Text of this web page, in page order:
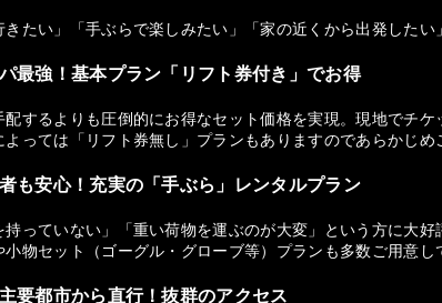
きたい」「手ぶらで楽しみたい」「家の近くから出発した
最強！基本プラン「リフト券付き」でお得
配するよりも圧倒的にお得なセット価格を実現。現地でチ
よっては「リフト券無し」プランもありますのであらかじめ
も安心！充実の「手ぶら」レンタルプラン
持っていない」「重い荷物を運ぶのが大変」という方に大
小物セット（ゴーグル・グローブ等）プランも多数ご用意し
要都市から直行！抜群のアクセス